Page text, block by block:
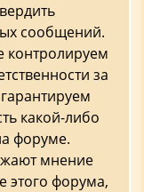
сообщений.
контролируем
за
какой-либо
форуме.
мнение
этого форума,